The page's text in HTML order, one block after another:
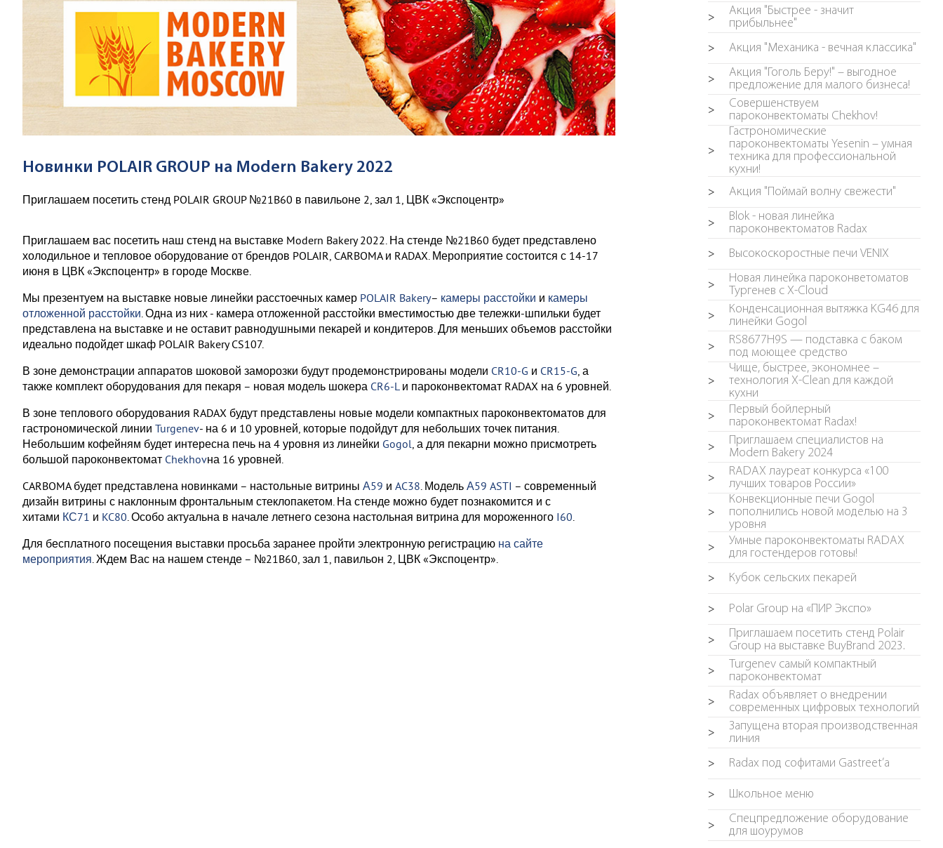
Новинки POLAIR GROUP на Modern Bakery 2022
Приглашаем посетить стенд POLAIR GROUP №21B60 в павильоне 2, зал 1, ЦВК «Экспоцентр»
Приглашаем вас посетить наш стенд на выставке Modern Bakery 2022. На стенде №21B60 будет представлено
холодильное и тепловое оборудование от брендов POLAIR, CARBOMA и RADAX. Мероприятие состоится с 14-17
июня в ЦВК «Экспоцентр» в городе Москве.
Мы презентуем на выставке новые линейки расстоечных камер POLAIR Bakery– камеры расстойки и камеры
отложенной расстойки. Одна из них - камера отложенной расстойки вместимостью две тележки-шпильки будет
представлена на выставке и не оставит равнодушными пекарей и кондитеров. Для меньших объемов расстойки
идеально подойдет шкаф POLAIR Bakery CS107.
В зоне демонстрации аппаратов шоковой заморозки будут продемонстрированы модели CR10-G и CR15-G, а
также комплект оборудования для пекаря – новая модель шокера CR6-Lи пароконвектомат RADAX на 6 уровней.
В зоне теплового оборудования RADAX будут представлены новые модели компактных пароконвектоматов для
гастрономической линии Turgenev- на 6 и 10 уровней, которые подойдут для небольших точек питания.
Небольшим кофейням будет интересна печь на 4 уровня из линейки Gogol, а для пекарни можно присмотреть
большой пароконвектомат Chekhovна 16 уровней.
CARBOMA будет представлена новинками – настольные витрины А59 и AC38. Модель А59 ASTI – современный
дизайн витрины с наклонным фронтальным стеклопакетом. На стенде можно будет познакомится и с
хитами КС71 и KC80. Особо актуальна в начале летнего сезона настольная витрина для мороженного I60.
Для бесплатного посещения выставки просьба заранее пройти электронную регистрацию на сайте
мероприятия. Ждем Вас на нашем стенде – №21B60, зал 1, павильон 2, ЦВК «Экспоцентр».
>
Акция "Быстрее - значит
прибыльнее"
> Акция "Механика - вечная классика"
>
Акция "Гоголь Беру!" – выгодное
предложение для малого бизнеса!
>
Совершенствуем
пароконвектоматы Chekhov!
>
Гастрономические
пароконвектоматы Yesenin – умная
техника для профессиональной
кухни!
> Акция "Поймай волну свежести"
>
Blok - новая линейка
пароконвектоматов Radax
> Высокоскоростные печи VENIX
>
Новая линейка пароконветоматов
Тургенев с X-Cloud
>
Конденсационная вытяжка KG46 для
линейки Gogol
>
RS8677H9S — подставка с баком
под моющее средство
>
Чище, быстрее, экономнее –
технология X-Clean для каждой
кухни
>
Первый бойлерный
пароконвектомат Radax!
>
Приглашаем специалистов на
Modern Bakery 2024
>
RADAX лауреат конкурса «100
лучших товаров России»
>
Конвекционные печи Gogol
пополнились новой моделью на 3
уровня
>
Умные пароконвектоматы RADAX
для гостендеров готовы!
> Кубок сельских пекарей
> Polar Group на «ПИР Экспо»
>
Приглашаем посетить стенд Polair
Group на выставке BuyBrand 2023.
>
Turgenev самый компактный
пароконвектомат
>
Radax объявляет о внедрении
современных цифровых технологий
>
Запущена вторая производственная
линия
> Radax под софитами Gastreet’a
> Школьное меню
>
Спецпредложение оборудование
для шоурумов